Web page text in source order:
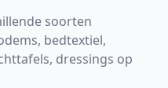
soorten
bedtextiel,
dressings op